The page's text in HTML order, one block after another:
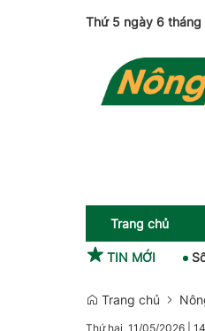
Thứ 5 ngày 6 tháng
Trang chủ
khai mạc tại Hạ Long Sốt xuất
TIN MỚI
Trang chủ
Thứ hai, 11/05/2026